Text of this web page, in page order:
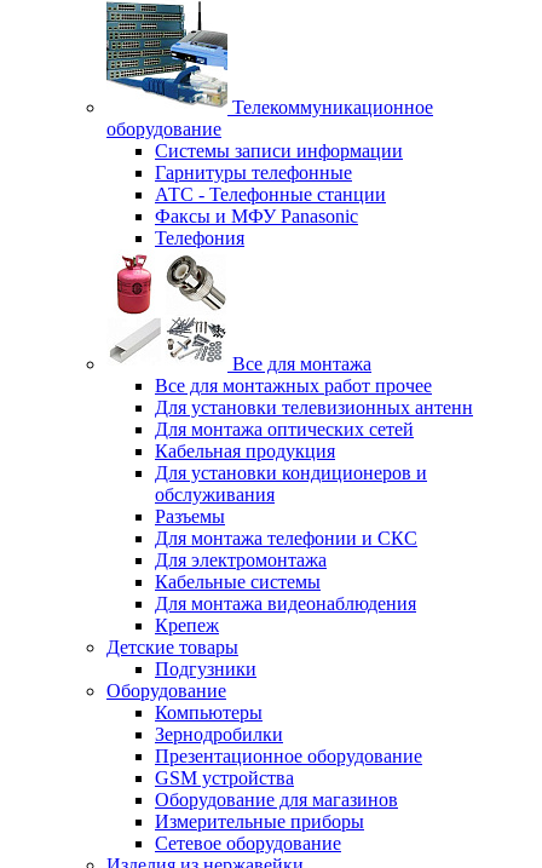
Телекоммуникационное
оборудование
Системы записи информации
Гарнитуры телефонные
АТС - Телефонные станции
Факсы и МФУ Panasonic
Телефония
Все для монтажа
Все для монтажных работ прочее
Для установки телевизионных антенн
Для монтажа оптических сетей
Кабельная продукция
Для установки кондиционеров и
обслуживания
Разъемы
Для монтажа телефонии и СКС
Для электромонтажа
Кабельные системы
Для монтажа видеонаблюдения
Крепеж
Детские товары
Подгузники
Оборудование
Компьютеры
Зернодробилки
Презентационное оборудование
GSM устройства
Оборудование для магазинов
Измерительные приборы
Сетевое оборудование